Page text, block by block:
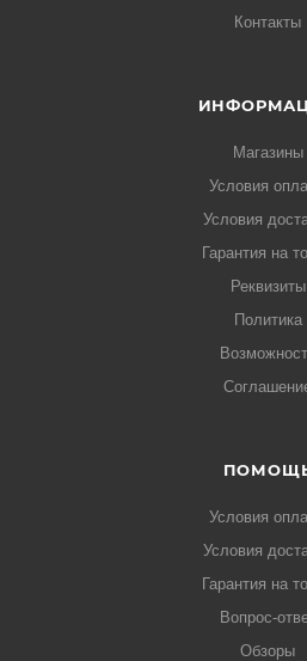
Контакты
Магазины
Условия
Условия
Гарантия на
Реквизиты
Политика
Условия
Условия
Гарантия на
Вопрос-
Обзоры